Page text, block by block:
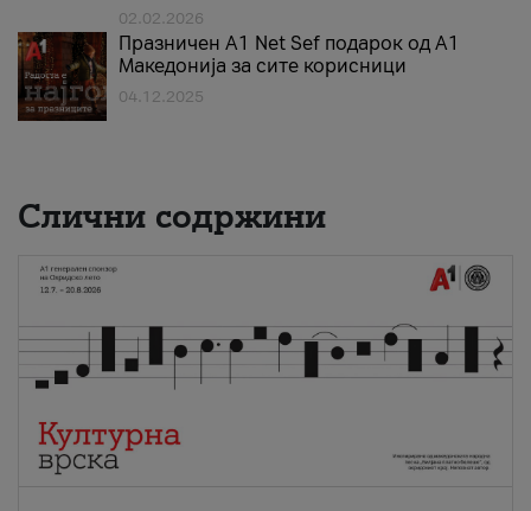
02.02.2026
Празничен A1 Net Sеf подарок од А1
Македонија за сите корисници
04.12.2025
Слични содржини